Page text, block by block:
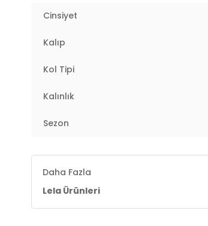
Cinsiyet
Kalıp
Kol Tipi
Kalınlık
Sezon
Daha Fazla
Lela Ürünleri